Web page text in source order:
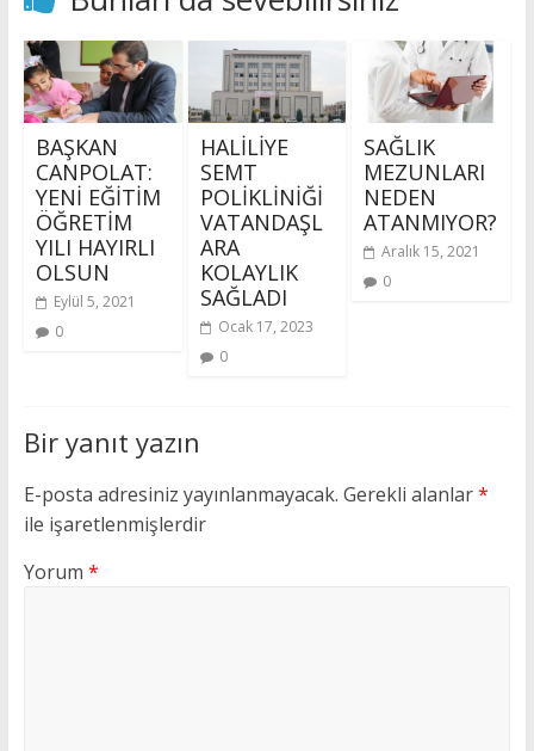
BAŞKAN
CANPOLAT:
YENİ EĞİTİM
ÖĞRETİM
YILI HAYIRLI
OLSUN
Eylül 5, 2021
0
HALİLİYE
SEMT
POLİKLİNİĞİ
VATANDAŞL
ARA
KOLAYLIK
SAĞLADI
Ocak 17, 2023
0
SAĞLIK
MEZUNLARI
NEDEN
ATANMIYOR?
Aralık 15, 2021
0
Bir yanıt yazın
E-posta adresiniz yayınlanmayacak. Gerekli alanlar*
ile işaretlenmişlerdir
Yorum *